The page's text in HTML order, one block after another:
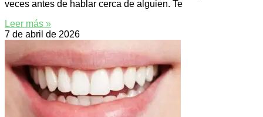
veces antes de hablar cerca de alguien. Te
Leer más »
7 de abril de 2026